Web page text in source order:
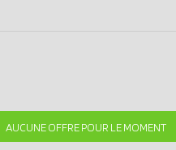
AUCUNE OFFRE POUR LE MOMENT